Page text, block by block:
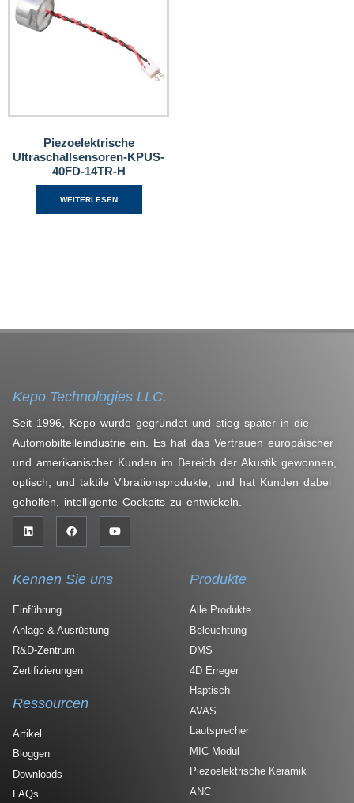
Piezoelektrische
Ultraschallsensoren-KPUS-
40FD-14TR-H
WEITERLESEN
Kepo Technologies LLC.
Seit 1996, Kepo wurde gegründet und stieg später in die
Automobilteileindustrie ein. Es hat das Vertrauen europäischer
und amerikanischer Kunden im Bereich der Akustik gewonnen,
optisch, und taktile Vibrationsprodukte, und hat Kunden dabei
geholfen, intelligente Cockpits zu entwickeln.
Kennen Sie uns
Einführung
Anlage & Ausrüstung
R&D-Zentrum
Zertifizierungen
Produkte
Alle Produkte
Beleuchtung
DMS
4D Erreger
Haptisch
AVAS
Lautsprecher
MIC-Modul
Piezoelektrische Keramik
ANC
Ressourcen
Artikel
Bloggen
Downloads
FAQs